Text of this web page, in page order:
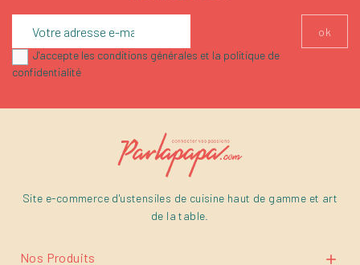
J'accepte les conditions générales et la politique de
confidentialité
Site e-commerce d'ustensiles de cuisine haut de gamme et art
de la table.
Nos Produits 